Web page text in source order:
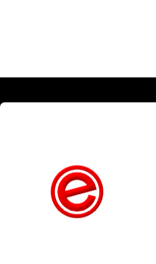
Bli forhandler
Ofte stilte spørsmål